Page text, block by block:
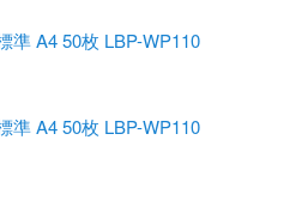
準 A4 50枚 LBP-WP110
準 A4 50枚 LBP-WP110